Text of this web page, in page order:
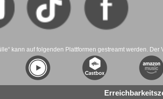
kann auf folgenden Plattformen gestreamt werden.